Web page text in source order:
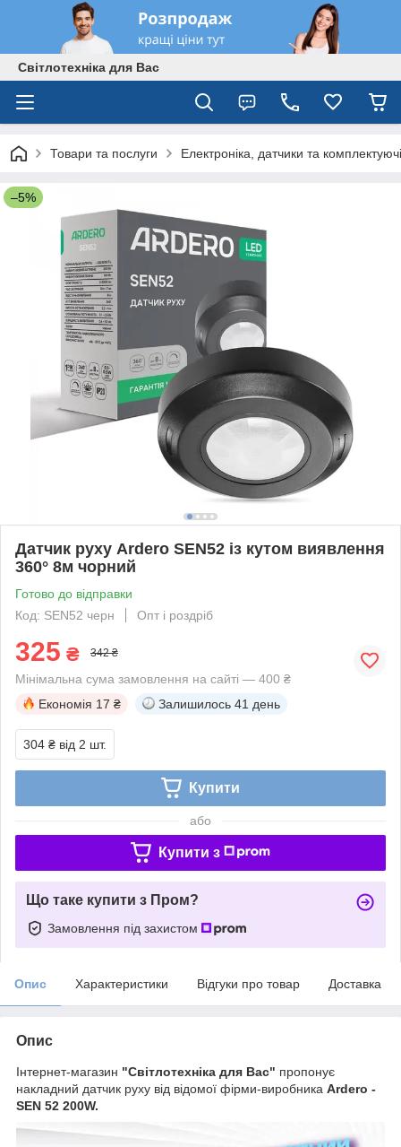
Світлотехніка для Вас
Товари та послуги Електроніка, датчики та комплектуючі
–5%
Датчик руху Ardero SEN52 із кутом виявлення
360° 8м чорний
Готово до відправки
Код: SEN52 черн
Опт і роздріб
325 ₴ 342 ₴
Мінімальна сума замовлення на сайті — 400 ₴
Економія 17 ₴ Залишилось 41 день
304 ₴ від 2 шт.
Купити
або
Купити з
Що таке купити з Пром?
Замовлення під захистом
Опис Характеристики Відгуки про товар Доставка
Опис
Інтернет-магазин "Світлотехніка для Вас" пропонує
накладний датчик руху від відомої фірми-виробника Ardero -
SEN 52 200W.